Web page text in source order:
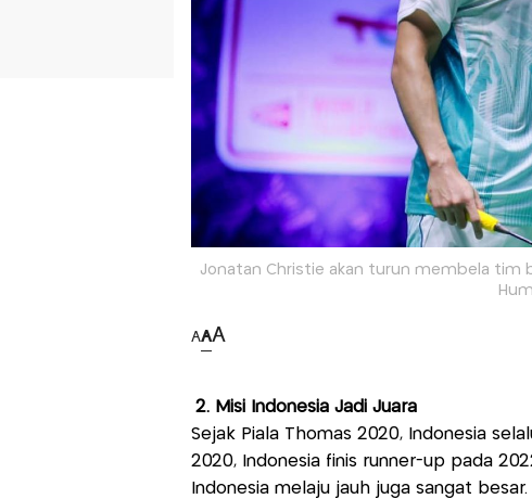
Jonatan Christie akan turun membela tim
AAA
2. Misi Indonesia Jadi Juara
Sejak Piala Thomas 2020, Indonesia
2020, Indonesia finis runner-up pada
Indonesia melaju jauh juga sangat besar.